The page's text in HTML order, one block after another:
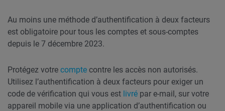
Au moins une méthode d’authentification à deux facteurs
est obligatoire pour tous les comptes et sous-comptes
depuis le 7 décembre 2023.
Protégez votre compte contre les accès non autorisés.
Utilisez l’authentification à deux facteurs pour exiger un
code de vérification qui vous est livré par e-mail, sur votre
appareil mobile via une application d’authentification ou